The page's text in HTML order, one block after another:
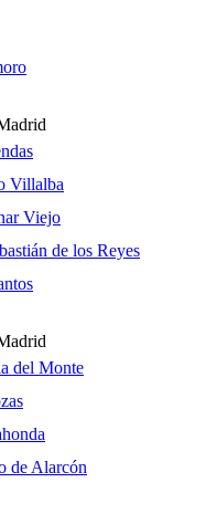
Villalba
Viejo
de los Reyes
del Monte
de Alarcón